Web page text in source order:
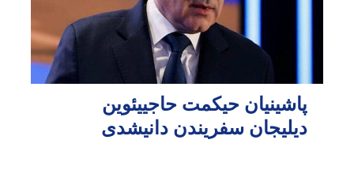
پاشینیان حیکمت حاجییئوین
دیلیجان سفریندن دانیشدی